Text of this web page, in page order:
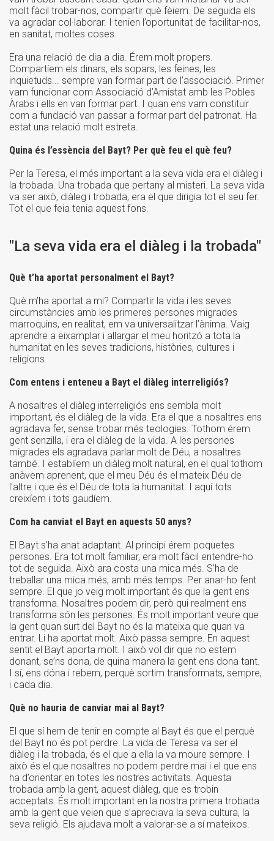
molt fàcil trobar-nos, compartir què fèiem. De seguida els
va agradar col·laborar. I tenien l’oportunitat de facilitar-nos,
en sanitat, moltes coses.
Era una relació de dia a dia. Érem molt propers.
Compartíem els dinars, els sopars, les feines, les
inquietuds... sempre van formar part de l’associació. Primer
vam funcionar com Associació d’Amistat amb les Pobles
Àrabs i ells en van formar part. I quan ens vam constituir
com a fundació van passar a formar part del patronat. Ha
estat una relació molt estreta.
Quina és l’essència del Bayt? Per què feu el què feu?
Per la Teresa, el més important a la seva vida era el diàleg i
la trobada. Una trobada que pertany al misteri. La seva vida
va ser això, diàleg i trobada, era el que dirigia tot el seu fer.
Tot el que feia tenia aquest fons.
"La seva vida era el diàleg i la trobada"
Què t’ha aportat personalment el Bayt?
Què m’ha aportat a mi? Compartir la vida i les seves
circumstàncies amb les primeres persones migrades
marroquins, en realitat, em va universalitzar l’ànima. Vaig
aprendre a eixamplar i allargar el meu horitzó a tota la
humanitat en les seves tradicions, històries, cultures i
religions.
Com entens i enteneu a Bayt el diàleg interreligiós?
A nosaltres el diàleg interreligiós ens sembla molt
important, és el diàleg de la vida. Era el que a nosaltres ens
agradava fer, sense trobar més teologies. Tothom érem
gent senzilla, i era el diàleg de la vida. A les persones
migrades els agradava parlar molt de Déu, a nosaltres
també. I establíem un diàleg molt natural, en el qual tothom
anàvem aprenent, que el meu Déu és el mateix Déu de
l'altre i que és el Déu de tota la humanitat. I aquí tots
creixíem i tots gaudíem.
Com ha canviat el Bayt en aquests 50 anys?
El Bayt s’ha anat adaptant. Al principi érem poquetes
persones. Era tot molt familiar, era molt fàcil entendre-ho
tot de seguida. Això ara costa una mica més. S’ha de
treballar una mica més, amb més temps. Per anar-ho fent
sempre. El que jo veig molt important és que la gent ens
transforma. Nosaltres podem dir, però qui realment ens
transforma són les persones. És molt important veure que
la gent quan surt del Bayt no és la mateixa que quan va
entrar. Li ha aportat molt. Això passa sempre. En aquest
sentit el Bayt aporta molt. I això vol dir que no estem
donant, se’ns dona, de quina manera la gent ens dona tant.
I sí, ens dóna i rebem, perquè sortim transformats, sempre,
i cada dia.
Què no hauria de canviar mai al Bayt?
El que sí hem de tenir en compte al Bayt és que el perquè
del Bayt no és pot perdre. La vida de Teresa va ser el
diàleg i la trobada, és el que a ella la va moure sempre. I
això és el que nosaltres no podem perdre mai i el que ens
ha d’orientar en totes les nostres activitats. Aquesta
trobada amb la gent, aquest diàleg, que es trobin
acceptats. És molt important en la nostra primera trobada
amb la gent que veien que s’apreciava la seva cultura, la
seva religió. Els ajudava molt a valorar-se a sí mateixos.